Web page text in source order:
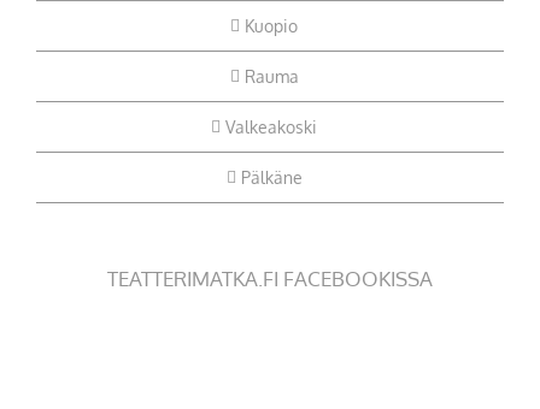
Kuopio
Rauma
Valkeakoski
Pälkäne
TEATTERIMATKA.FI FACEBOOKISSA